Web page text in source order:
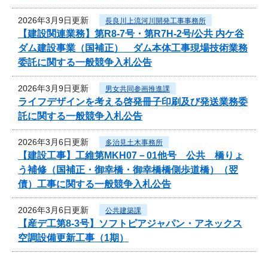
2026年3月9日更新 長良川上流河川開発工事事務所
【建設関連業務】第R8-7号・第R7H-2号/公共 内ケ谷
ダム建設事業（国補正） ダム本体工事現場技術業務
委託に関する一般競争入札公告
2026年3月9日更新 男女共同参画推進課
ライフデザインを考える啓発冊子印刷及び発送業務委
託に関する一般競争入札公告
2026年3月6日更新 多治見土木事務所
【建設工事】工維第MKH07－01他号 公共 橋りょ
う補修（国補正・御幸橋・御幸橋橋側歩道橋）（翌
債）工事に関する一般競争入札公告
2026年3月6日更新 公共建築課
【産デ工第8-3号】ソフトピアジャパン・アネックス
空調設備更新工事（1期）